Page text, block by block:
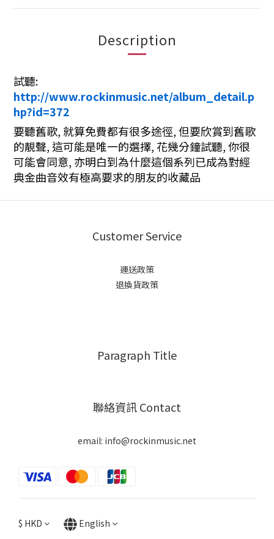
Description
試聽:
http://www.rockinmusic.net/album_detail.p
hp?id=372
要聽舊歌, 就算免費都有很多途徑, 但要欣賞到舊歌
的靚聲, 這可能是唯一的選擇, 花幾分鐘試聽, 你很
可能會同意, 亦明白到為什麼這個系列已成為對經
典金曲音效有極高要求的朋友的收藏品
Customer Service
運送政策
退換貨政策
Paragraph Title
聯絡資訊 Contact
email: info@rockinmusic.net
$ HKD English